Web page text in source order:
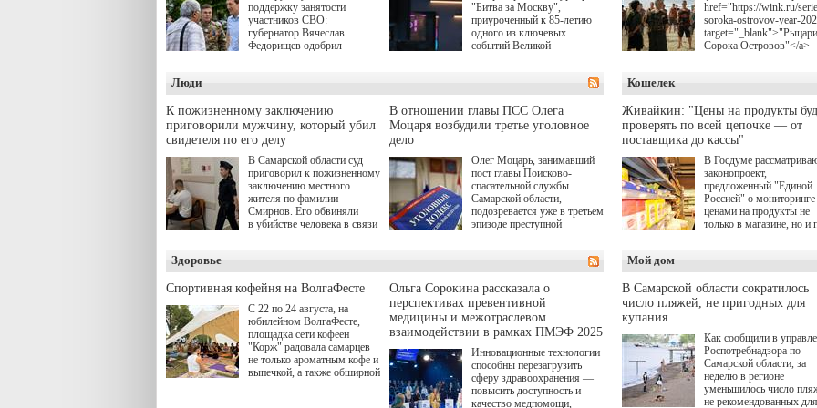
поддержку занятости
участников СВО:
губернатор Вячеслав
Федорищев одобрил
Живайкина, направленные
на трудоустройство и более
спокойную адаптацию к
мирной жизни.
"Битва за Москву",
приуроченный к 85-летию
одного из ключевых
событий Великой
игре "Мир танков"
выступили "Ростелеком",
партия "Единая Россия",
игровая студия "Леста" и
href="https://wink.ru/
soroka-ostrovov-year-
target="_blank">"Рыцари
Сорока Островов"</a>
и НМГ) по мотивам
одноименного романа
Сергея Лукьяненко.
роли в проекте исполнили
Артем Кошман, Полина
Гухман, Вероника
Устимова, Олег
Святослав Рогожан,
Котрелёв, Никита
Кологривый, Елисей
Чучилин, Александра
Дмитрий Куличков и
Волкова в роли
Режиссер-постановщик
проекта — Егор
снова здравствуйте!").
Люди
К пожизненному заключению
приговорили мужчину, который убил
свидетеля по его делу
В Самарской области суд
приговорил к пожизненному
заключению местного
жителя по фамилии
Смирнов. Его обвиняли
в убийстве человека в связи
В отношении главы ПСС Олега
Моцаря возбудили третье уголовное
дело
Олег Моцарь, занимавший
пост главы Поисково-
спасательной службы
Самарской области,
подозревается уже в третьем
эпизоде преступной
о превышении полномочий,
а сам он находится в СИЗО.
Кошелек
Живайкин: "Цены на продукты
проверять по всей цепочке — от
поставщика до кассы"
В Госдуме
законопроект,
предложенный "Единой
Россией" о мониторинге
ценами на продукты не
только в магазине, но и
подорожания было
где именно цена "поехала"
вверх и кто её разогнал.
Здоровье
Спортивная кофейня на ВолгаФесте
С 22 по 24 августа, на
юбилейном ВолгаФесте,
площадка сети кофеен
"Корж" радовала самарцев
не только ароматным кофе и
выпечкой, а также обширной
Ольга Сорокина рассказала о
перспективах превентивной
медицины и межотраслевом
взаимодействии в рамках ПМЭФ 2025
Инновационные технологии
способны перезагрузить
сферу здравоохранения —
повысить доступность и
качество медпомощи,
Мой дом
В Самарской области сократилось
число пляжей, не пригодных для
купания
Как сообщили в
Роспотребнадзора по
Самарской области, за
неделю в регионе
уменьшилось число
не рекомендованных для